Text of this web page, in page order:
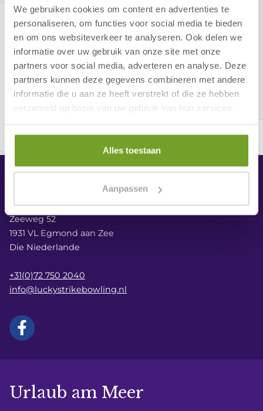
We gebruiken cookies om content en advertenties te
personaliseren, om functies voor social media te bieden
en om ons websiteverkeer te analyseren. Ook delen we
informatie over uw gebruik van onze site met onze
partners voor social media, adverteren en analyse. Deze
partners kunnen deze gegevens combineren met andere
informatie die u aan ze heeft verstrekt of die ze hebben
verzameld op basis van uw gebruik van hun services.
Alles toestaan
Aanpassen
Ermäßigung auf die Bahnmiete/Stunde.
Möchten Sie reservieren? Dies kann an der
Hotelrezeption,onlineoder telefonisch +31 72 750
2040.
Verfügbarkeit Bowling
Lucky Strike Bowling ist an diesen Tagen ausgebucht
Lucky Strike Bowling
Zeeweg 52
1931 VL Egmond aan Zee
Die Niederlande
+31(0)72 750 2040
info@luckystrikebowling.nl
Urlaub am Meer